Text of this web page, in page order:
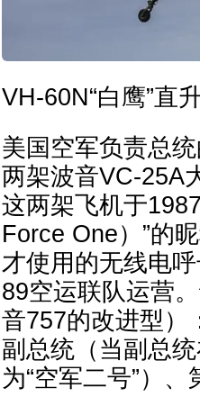
VH-60N“白鹰”直升
美国空军负责总
两架波音VC-25A
这两架飞机于
Force One）”的
才使用的无线电
89空运联队运营
音757的改进型）
副总统（当副总
为“空军二号”）